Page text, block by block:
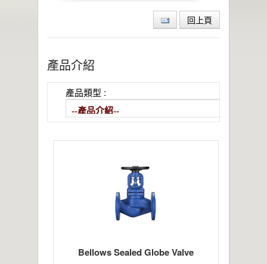
助力石化與特殊化學產業邁向綠色轉型與
智慧工廠最佳解決方案｜設備效能管理及資訊
亞洲工業4.0智慧製造系列展
2019偉允閥業尾牙餐敘
~~杜絕仿冒 拒絕山寨~~
回上頁
產品介紹
產品類型 :
Bellows Sealed Globe Valve